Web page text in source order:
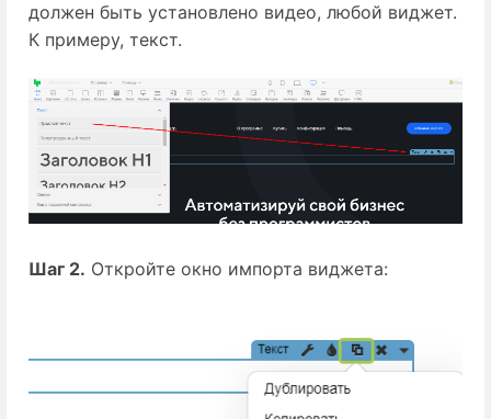
должен быть установлено видео, любой виджет.
К примеру, текст.
Шаг 2. Откройте окно импорта виджета: